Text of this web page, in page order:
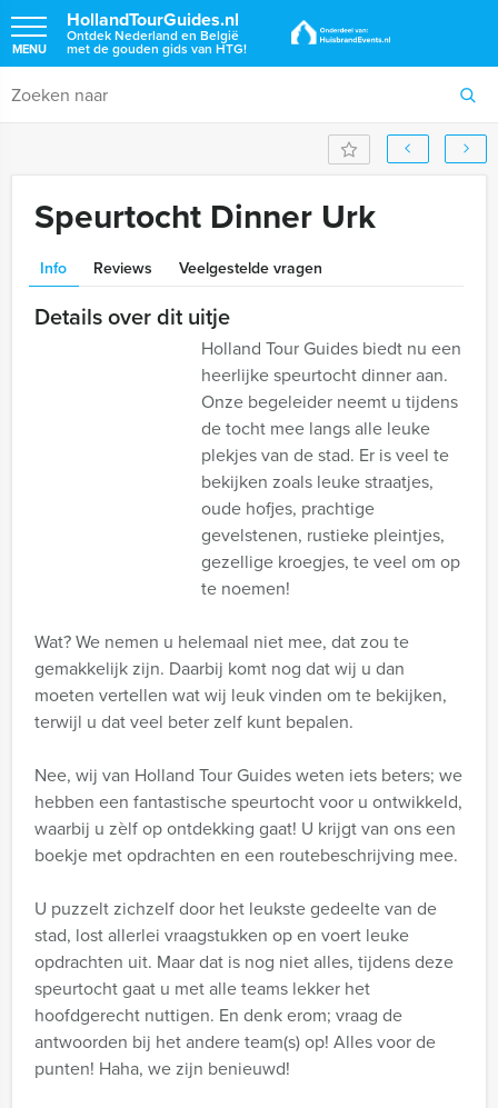
HollandTourGuides.nl
Ontdek Nederland en België
met de gouden gids van HTG!
MENU
Speurtocht Dinner Urk
Info Reviews Veelgestelde vragen
Details over dit uitje
Holland Tour Guides biedt nu een
heerlijke speurtocht dinner aan.
Onze begeleider neemt u tijdens
de tocht mee langs alle leuke
plekjes van de stad. Er is veel te
bekijken zoals leuke straatjes,
oude hofjes, prachtige
gevelstenen, rustieke pleintjes,
gezellige kroegjes, te veel om op
te noemen!
Wat? We nemen u helemaal niet mee, dat zou te
gemakkelijk zijn. Daarbij komt nog dat wij u dan
moeten vertellen wat wij leuk vinden om te bekijken,
terwijl u dat veel beter zelf kunt bepalen.
Nee, wij van Holland Tour Guides weten iets beters; we
hebben een fantastische speurtocht voor u ontwikkeld,
waarbij u zèlf op ontdekking gaat! U krijgt van ons een
boekje met opdrachten en een routebeschrijving mee.
U puzzelt zichzelf door het leukste gedeelte van de
stad, lost allerlei vraagstukken op en voert leuke
opdrachten uit. Maar dat is nog niet alles, tijdens deze
speurtocht gaat u met alle teams lekker het
hoofdgerecht nuttigen. En denk erom; vraag de
antwoorden bij het andere team(s) op! Alles voor de
punten! Haha, we zijn benieuwd!